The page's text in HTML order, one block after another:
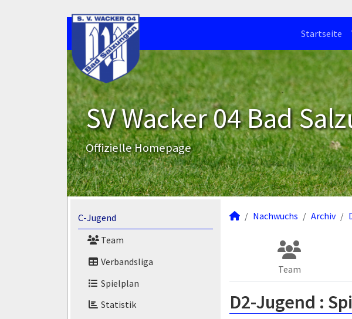
Startseite
SV Wacker 04 Bad
Offizielle Homepage
C-Jugend
Team
Verbandsliga
Spielplan
Statistik
Nachwuchs Archiv
Team
D2-Jugend :